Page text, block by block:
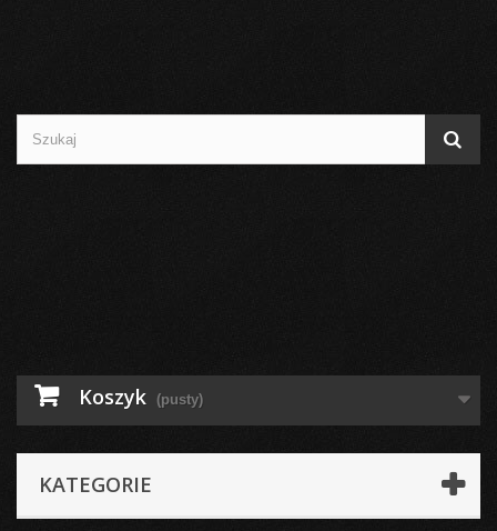
Koszyk (pusty)
KATEGORIE